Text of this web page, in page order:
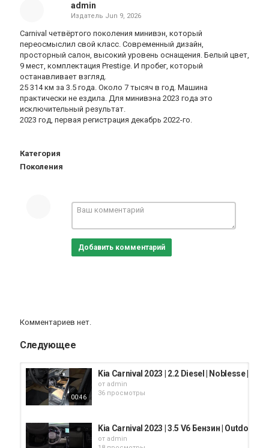
admin
Издатель Jun 9, 2026
Carnival четвёртого поколения минивэн, который
переосмыслил свой класс. Современный дизайн,
просторный салон, высокий уровень оснащения. Белый цвет,
9 мест, комплектация Prestige. И пробег, который
останавливает взгляд.
25 314 км за 3.5 года. Около 7 тысяч в год. Машина
практически не ездила. Для минивэна 2023 года это
исключительный результат.
2023 год, первая регистрация декабрь 2022-го.
Категория
Поколения
Добавить комментарий
Комментариев нет.
Следующее
00:46
Kia Carnival 2023 | 2.2 Diesel | Noblesse | 9
от admin
36 просмотры
Kia Carnival 2023 | 3.5 V6 Бензин | Outdoor |
от admin